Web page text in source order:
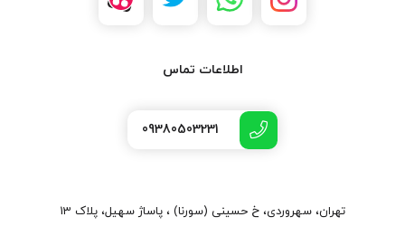
اطلاعات تماس
09380503231
تهران، سهروردی، خ حسینی (سورنا) ، پاساژ سهیل، پلاک 13